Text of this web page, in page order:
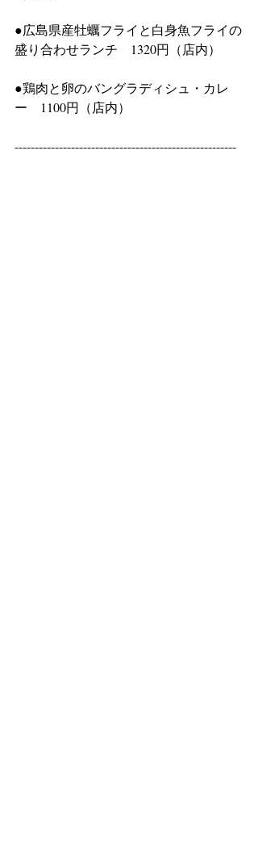
●広島県産牡蠣フライと白身魚フライの
盛り合わせランチ　1320円（店内）
●鶏肉と卵のバングラディシュ・カレ
ー　1100円（店内）
-------------------------------------------------------